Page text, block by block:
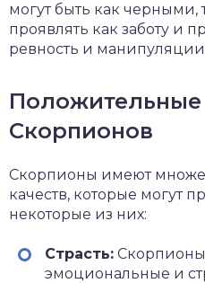
могут быть как черными,
проявлять как заботу и
ревность и
Положительные
Скорпионов
Скорпионы имеют
качеств, которые могут
некоторые из них:
Страсть:
эмоциональные и